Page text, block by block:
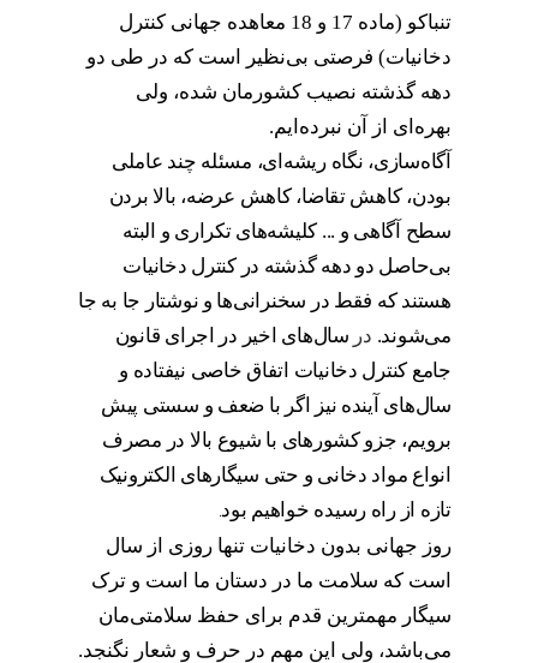
تنباکو (ماده 17 و 18 معاهده جهانی کنترل
دخانیات) فرصتی بی‌نظیر است که در طی دو
دهه گذشته نصیب کشورمان شده، ولی
بهره‌ای از آن نبرده‌ایم.
آگاه‌سازی، نگاه ریشه‌ای، مسئله چند عاملی
بودن، کاهش تقاضا، کاهش عرضه، بالا بردن
سطح آگاهی و ... کلیشه‌های تکراری و البته
بی‌حاصل دو دهه گذشته در کنترل دخانیات
هستند که فقط در سخنرانی‌ها و نوشتار جا به جا
می‌شوند.درسال‌های اخیر در اجرای قانون
جامع کنترل دخانیات اتفاق خاصی نیفتاده و
سال‌های آینده نیز اگر با ضعف و سستی پیش
برویم، جزو کشورهای با شیوع بالا در مصرف
انواع مواد دخانی و حتی سیگارهای الکترونیک
تازه از راه رسیده خواهیم بود.
روز جهانی بدون دخانیات تنها روزی از سال
است که سلامت ما در دستان ما است و ترک
سیگار مهمترین قدم برای حفظ سلامتی‌مان
می‌باشد، ولی این مهم در حرف و شعار نگنجد.